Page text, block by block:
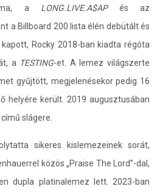
a LONG.LIVE.A$APés az
a Billboard 200 lista élén debütált és
Rocky 2018-ban kiadta régóta
a TESTING-et. A lemez világszerte
gyűjtött, megjelenésekor pedig 16
helyére került. 2019 augusztusában
slágere.
sikeres kislemezeinek sorát,
közös „Praise The Lord”-dal,
dupla platinalemez lett. 2023-ban